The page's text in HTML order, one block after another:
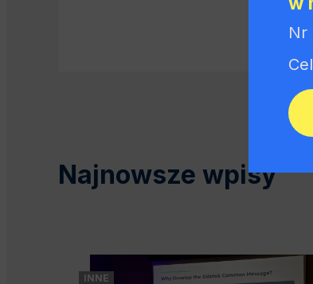
Najnowsze wpisy
INNE
Nr